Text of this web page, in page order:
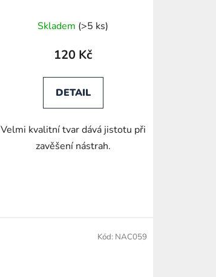
Skladem (>5 ks)
120 Kč
DETAIL
Velmi kvalitní tvar dává jistotu při
zavěšení nástrah.
Kód: NAC059